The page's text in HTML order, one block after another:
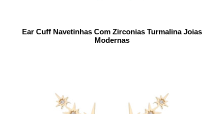
Ear Cuff Navetinhas Com Zirconias Turmalina Joias
Modernas